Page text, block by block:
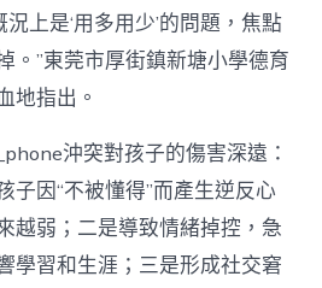
上是‘用多用少’的問題，焦點
。”東莞市厚街鎮新塘小學德育
地指出。
沖突對孩子的傷害深遠：
子因“不被懂得”而產生逆反心
越弱；二是導致情緒掉控，急
學習和生涯；三是形成社交窘